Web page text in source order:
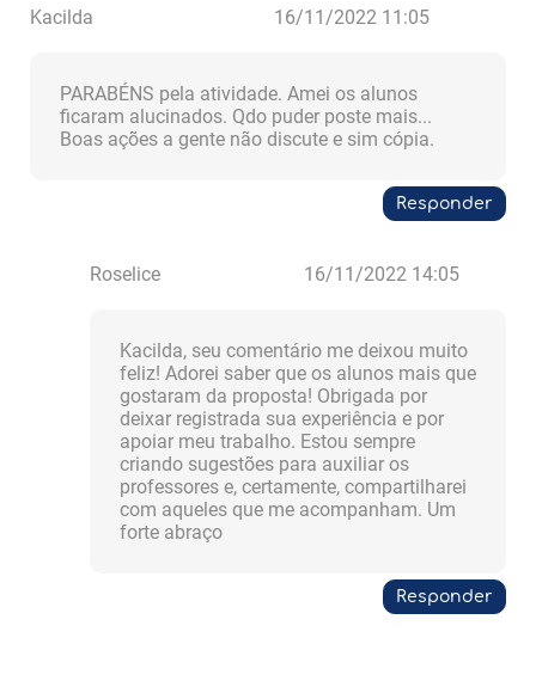
Kacilda 16/11/2022 11:05
PARABÉNS pela atividade. Amei os alunos
ficaram alucinados. Qdo puder poste mais...
Boas ações a gente não discute e sim cópia.
Responder
Roselice 16/11/2022 14:05
Kacilda, seu comentário me deixou muito
feliz! Adorei saber que os alunos mais que
gostaram da proposta! Obrigada por
deixar registrada sua experiência e por
apoiar meu trabalho. Estou sempre
criando sugestões para auxiliar os
professores e, certamente, compartilharei
com aqueles que me acompanham. Um
forte abraço
Responder